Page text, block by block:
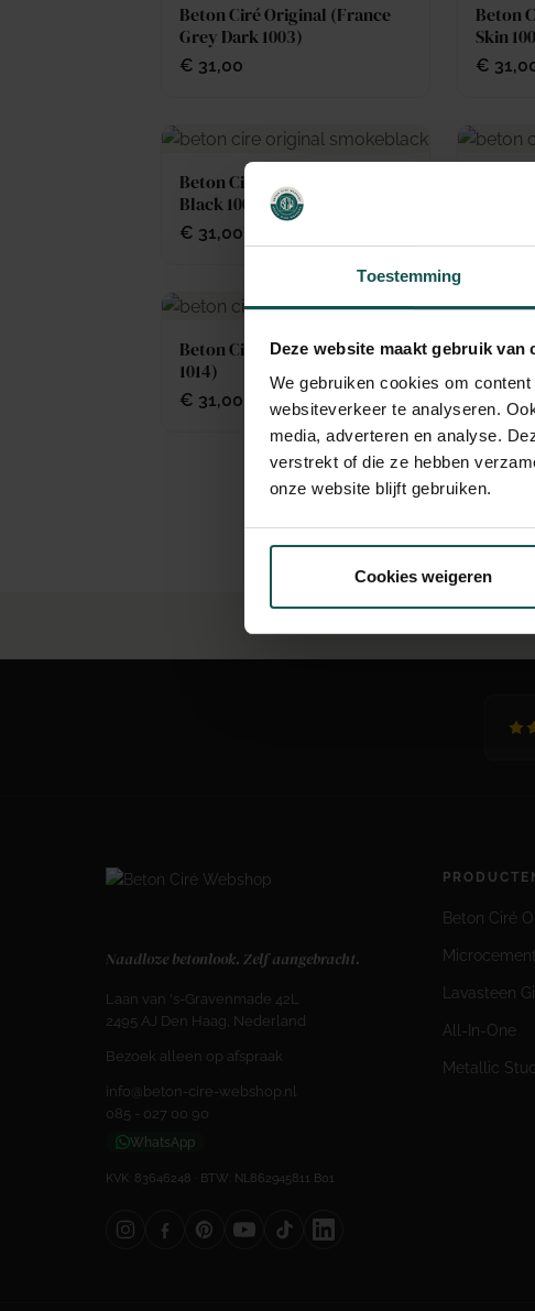
Toestemming
Deze website maakt gebruik van
We gebruiken cookies om
websiteverkeer te analyseren.
media, adverteren en analyse.
verstrekt of die ze hebben
onze website blijft gebruiken.
Cookies weigeren
Beton Ciré Original (France
Grey Dark 1003)
€ 31,00
Beton
Skin
€
Beton Ciré Original (Smoke
Black 1007)
€ 31,00
Beton Ciré Original (Lavendel
1014)
€ 31,00
Beton
Skin
€
Naadloze betonlook. Zelf aangebracht.
Laan van 's-Gravenmade 42L
2495 AJ Den Haag, Nederland
Bezoek alleen op afspraak
info@beton-cire-webshop.nl
085 - 027 00 90
WhatsApp
KVK: 83646248 · BTW: NL862945811 B01
Beton Ciré
Microcement
Lavasteen
All-In-One
Metallic Stuc